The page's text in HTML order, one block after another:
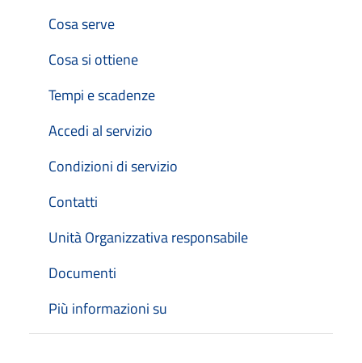
Cosa serve
Cosa si ottiene
Tempi e scadenze
Accedi al servizio
Condizioni di servizio
Contatti
Unità Organizzativa responsabile
Documenti
Più informazioni su